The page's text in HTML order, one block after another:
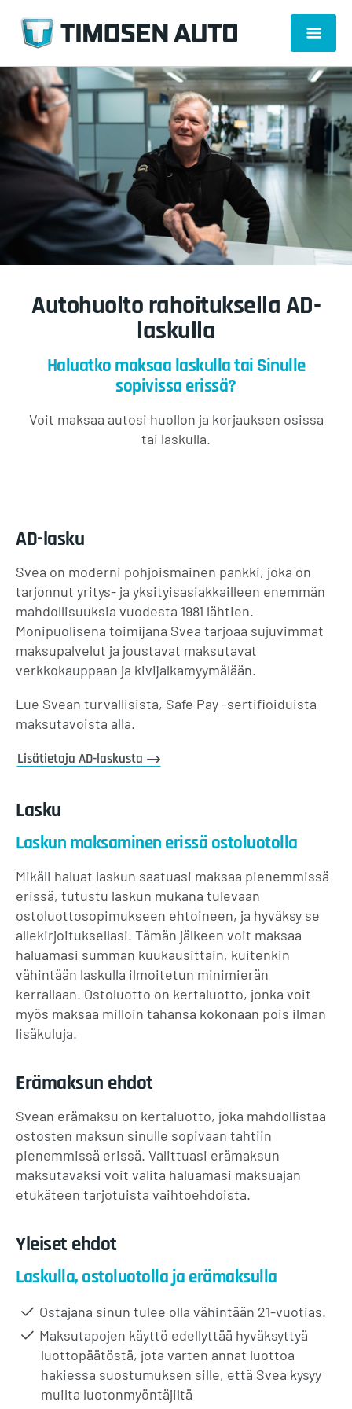
Autohuolto rahoituksella AD-
laskulla
Haluatko maksaa laskulla tai Sinulle
sopivissa erissä?
Voit maksaa autosi huollon ja korjauksen osissa
tai laskulla.
AD-lasku
Svea on moderni pohjoismainen pankki, joka on
tarjonnut yritys- ja yksityisasiakkailleen enemmän
mahdollisuuksia vuodesta 1981 lähtien.
Monipuolisena toimijana Svea tarjoaa sujuvimmat
maksupalvelut ja joustavat maksutavat
verkkokauppaan ja kivijalkamyymälään.
Lue Svean turvallisista, Safe Pay -sertifioiduista
maksutavoista alla.
Lisätietoja AD-laskusta
Lasku
Laskun maksaminen erissä ostoluotolla
Mikäli haluat laskun saatuasi maksaa pienemmissä
erissä, tutustu laskun mukana tulevaan
ostoluottosopimukseen ehtoineen, ja hyväksy se
allekirjoituksellasi. Tämän jälkeen voit maksaa
haluamasi summan kuukausittain, kuitenkin
vähintään laskulla ilmoitetun minimierän
kerrallaan. Ostoluotto on kertaluotto, jonka voit
myös maksaa milloin tahansa kokonaan pois ilman
lisäkuluja.
Erämaksun ehdot
Svean erämaksu on kertaluotto, joka mahdollistaa
ostosten maksun sinulle sopivaan tahtiin
pienemmissä erissä. Valittuasi erämaksun
maksutavaksi voit valita haluamasi maksuajan
etukäteen tarjotuista vaihtoehdoista.
Yleiset ehdot
Laskulla, ostoluotolla ja erämaksulla
Ostajana sinun tulee olla vähintään 21-vuotias.
Maksutapojen käyttö edellyttää hyväksyttyä
luottopäätöstä, jota varten annat luottoa
hakiessa suostumuksen sille, että Svea kysyy
muilta luotonmyöntäjiltä